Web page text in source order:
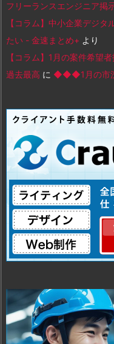
フリーランスエンジニア掲
【コラム】中小企業デジタ
たい - 金速まとめ+ より
【コラム】1月の案件希望
過去最高 に ◆◆◆1月の市